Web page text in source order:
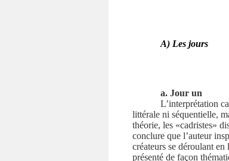
A) Les jours
a. Jour un
L’interprétation
littérale ni séquentielle,
théorie, les «cadristes»
conclure que l’auteur
créateurs se déroulant
présenté de façon